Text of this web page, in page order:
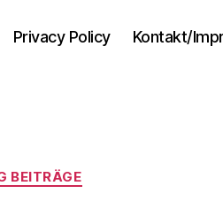
Privacy Policy Kontakt/
Kategorien
BEITRÄGE